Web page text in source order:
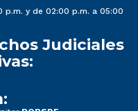
p.m. y de 02:00 p.m. a 05:00
Judiciales